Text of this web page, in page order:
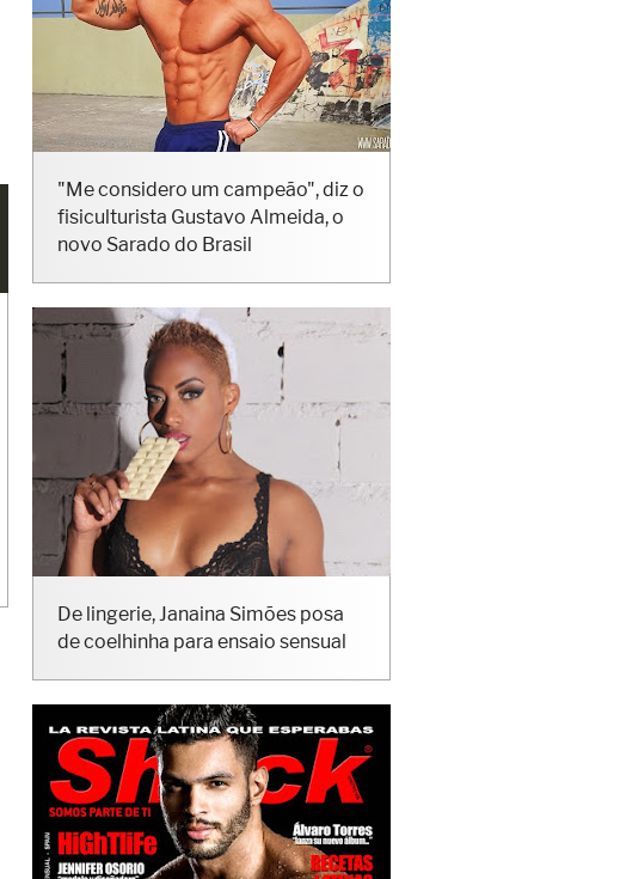
"Me considero um campeão", diz o
fisiculturista Gustavo Almeida, o
novo Sarado do Brasil
De lingerie, Janaina Simões posa
de coelhinha para ensaio sensual